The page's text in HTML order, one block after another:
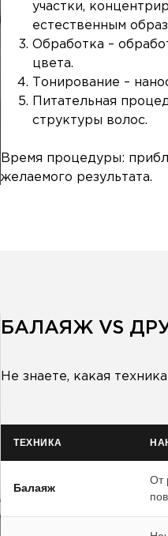
участки,
естественным
Обработка –
цвета.
Тонирование –
Питательная
структуры волос.
Время процедуры:
желаемого результата.
БАЛАЯЖ VS
Не знаете, какая
ТЕХНИКА
Балаяж
От